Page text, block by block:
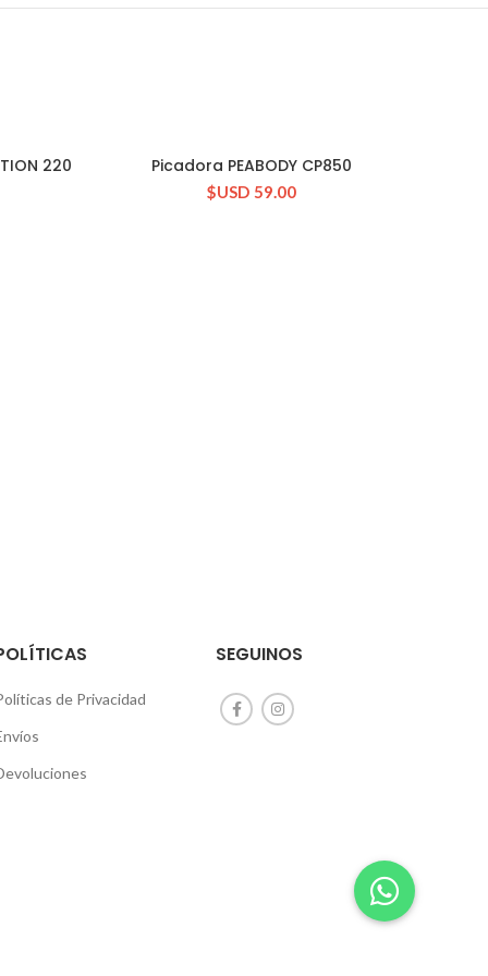
220 CONSULTAR STOCK
Picadora PEABODY CP850
$USD 59.00
de Privacidad
SEGUINOS